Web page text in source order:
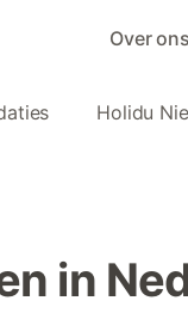
Over ons
Holidu
in